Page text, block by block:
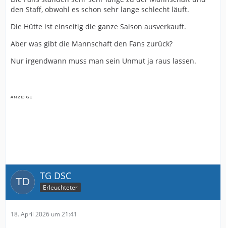
den Staff, obwohl es schon sehr lange schlecht läuft.
Die Hütte ist einseitig die ganze Saison ausverkauft.
Aber was gibt die Mannschaft den Fans zurück?
Nur irgendwann muss man sein Unmut ja raus lassen.
TG DSC
Erleuchteter
18. April 2026 um 21:41